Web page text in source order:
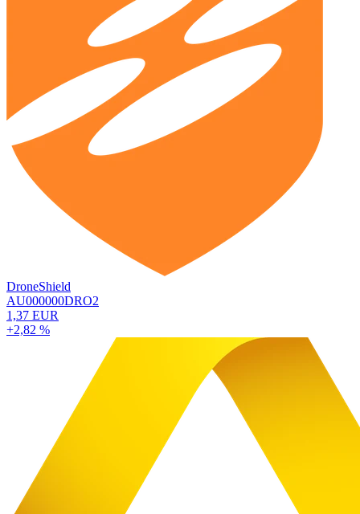
DroneShield
AU000000DRO2
1,37 EUR
+2,82 %